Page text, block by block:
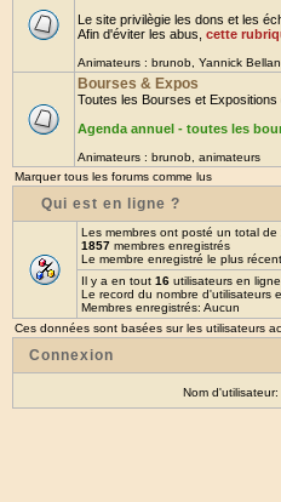
Le site privilègie les dons et les
Afin d'éviter les abus, cette
Animateurs : brunob Yannick
Bourses & Expos
Toutes les Bourses et
Agenda annuel - toutes les
Animateurs : brunob animateurs
Marquer tous les forums comme lus
Qui est en ligne ?
Les membres ont posté un total de
1857 membres enregistrés
Le membre enregistré le plus
Il y a en tout 16 utilisateurs en
Le record du nombre d'utilisateurs
Membres enregistrés: Aucun
Ces données sont basées sur les utilisateurs
Connexion
Nom d'utilisateur: